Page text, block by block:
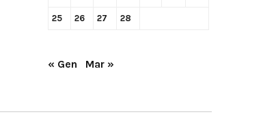
25 26 27 28
« Gen Mar »